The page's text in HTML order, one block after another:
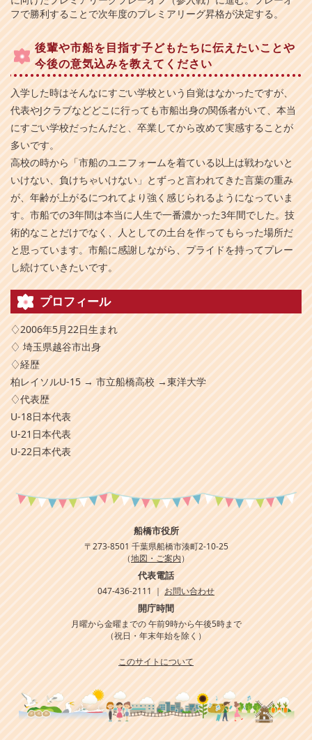
フで勝利することで次年度のプレミアリーグ昇格が決定する。
後輩や市船を目指す子どもたちに伝えたいことや
今後の意気込みを教えてください
入学した時はそんなにすごい学校という自覚はなかったですが、
代表やJクラブなどどこに行っても市船出身の関係者がいて、本当
にすごい学校だったんだと、卒業してから改めて実感することが
多いです。
高校の時から「市船のユニフォームを着ている以上は戦わないと
いけない、負けちゃいけない」とずっと言われてきた言葉の重み
が、年齢が上がるにつれてより強く感じられるようになっていま
す。市船での3年間は本当に人生で一番濃かった3年間でした。技
術的なことだけでなく、人としての土台を作ってもらった場所だ
と思っています。市船に感謝しながら、プライドを持ってプレー
し続けていきたいです。
プロフィール
♢2006年5月22日生まれ
♢ 埼玉県越谷市出身
♢経歴
柏レイソルU-15 → 市立船橋高校 →東洋大学
♢代表歴
U-18日本代表
U-21日本代表
U-22日本代表
船橋市役所
〒273-8501 千葉県船橋市湊町2-10-25
（地図・ご案内）
代表電話
047-436-2111 ｜ お問い合わせ
開庁時間
月曜から金曜までの 午前9時から午後5時まで
（祝日・年末年始を除く）
このサイトについて